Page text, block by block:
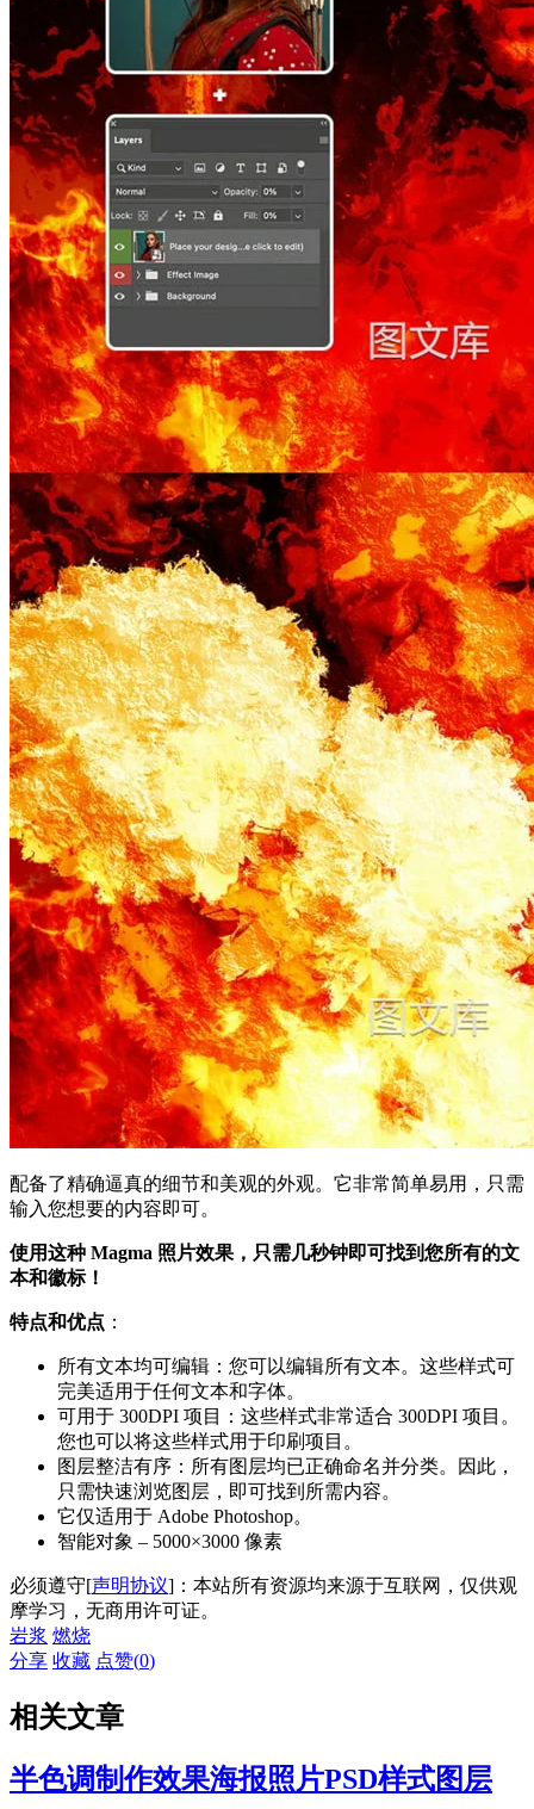
配备了精确逼真的细节和美观的外观。它非常简单易用，只需
输入您想要的内容即可。
使用这种 Magma 照片效果，只需几秒钟即可找到您所有的文
本和徽标！
特点和优点 ：
所有文本均可编辑：您可以编辑所有文本。这些样式可
完美适用于任何文本和字体。
可用于 300DPI 项目：这些样式非常适合 300DPI 项目。
您也可以将这些样式用于印刷项目。
图层整洁有序：所有图层均已正确命名并分类。因此，
只需快速浏览图层，即可找到所需内容。
它仅适用于 Adob​​e Photoshop。
智能对象 – 5000×3000 像素
必须遵守[声明协议]：本站所有资源均来源于互联网，仅供观
摩学习，无商用许可证。
岩浆 燃烧
分享 收藏 点赞(0)
相关文章
半色调制作效果海报照片PSD样式图层